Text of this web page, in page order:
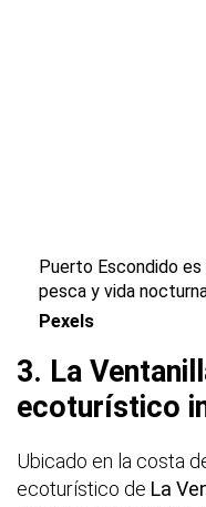
Puerto Escondido
pesca y vida
Pexels
3. La
ecoturístico
Ubicado en la costa
ecoturístico de La